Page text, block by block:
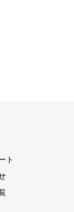
ト